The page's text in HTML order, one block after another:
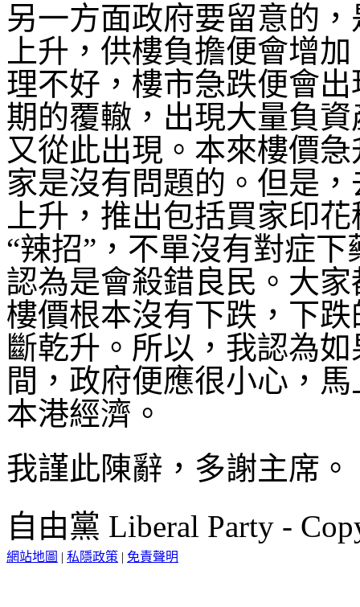
另一方面政府要留意的
上升，供樓負擔便會增
理不好，樓市急跌便會出
期的覆轍，出現大量負
又從此出現。本來樓價
家是沒有問題的。但是
上升，推出包括買家印
“辣招”，不單沒有對症
認為是會殺錯良民。大
樓價根本沒有下跌，下
斷乾升。所以，我認為
間，政府便應很小心，
本港經濟。
我謹此陳辭，多謝主席。
自由黨 Liberal Party -
網站地圖 | 私隱政策 | 免責聲明